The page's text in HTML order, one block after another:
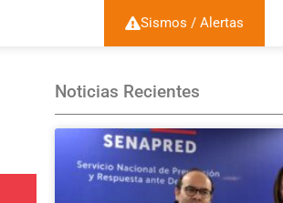
Sismos / Alertas
Noticias Recientes